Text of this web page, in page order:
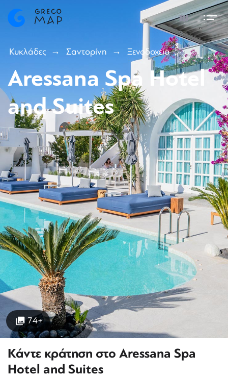
Κυκλάδες Σαντορίνη Ξενοδοχεία
Aressana Spa Hotel
and Suites
74+
Κάντε κράτηση στο Aressana Spa
Hotel and Suites